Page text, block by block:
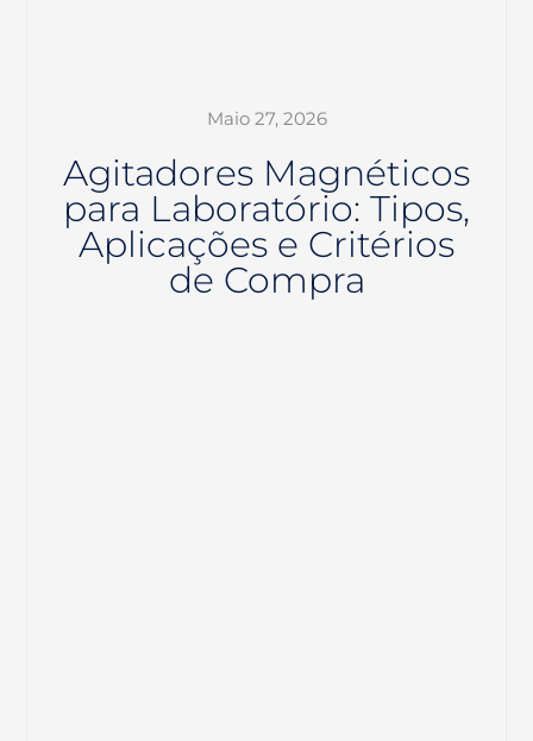
Maio 27, 2026
Agitadores Magnéticos
para Laboratório: Tipos,
Aplicações e Critérios
de Compra